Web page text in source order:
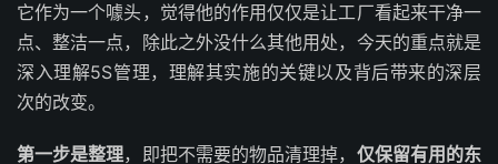
它作为一个噱头，觉得他的作用仅仅是让工厂看起来干净一
点、整洁一点，除此之外没什么其他用处，今天的重点就是
深入理解5S管理，理解其实施的关键以及背后带来的深层
次的改变。
第一步是整理，即把不需要的物品清理掉， 仅保留有用的东